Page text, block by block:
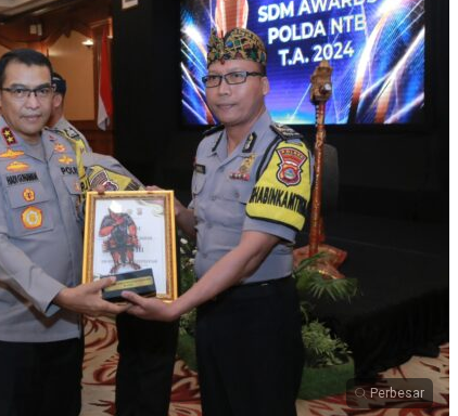
Perbesar